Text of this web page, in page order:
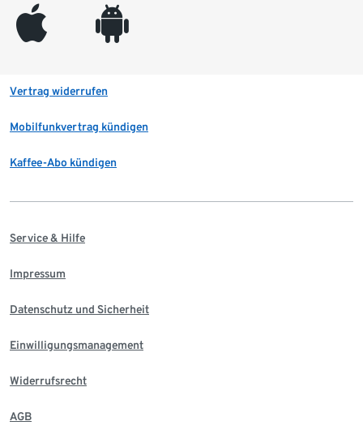
appleinc android
Vertrag widerrufen
Mobilfunkvertrag kündigen
Kaffee-Abo kündigen
Service & Hilfe
Impressum
Datenschutz und Sicherheit
Einwilligungsmanagement
Widerrufsrecht
AGB